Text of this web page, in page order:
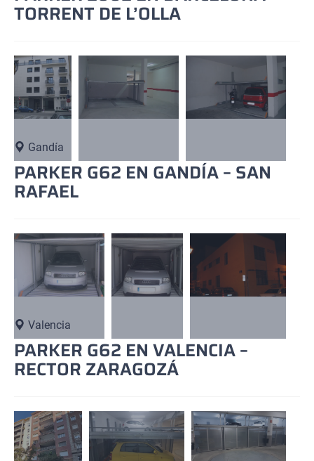
TORRENT DE L’OLLA
Gandía
PARKER G62 EN GANDÍA – SAN
RAFAEL
Valencia
PARKER G62 EN VALENCIA –
RECTOR ZARAGOZÁ